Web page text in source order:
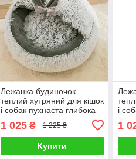
Лежанка будиночок
теплий хутряний для кішок
і собак пухнаста глибока
см, Сірий
1 025₴ 1 225 ₴
Купити
і
см
1